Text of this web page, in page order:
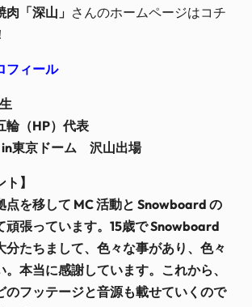
肉「深山」 さんのホームページはコチ
フィール
輪（HP）代表
in東京ドーム 沢山出場
】
点を移して MC 活動と Snowboard の
頑張っています。15歳で Snowboard
分たちまして、色々な事があり、色々
本当に感謝しています。これから、
のフッテージと音源も載せていくので